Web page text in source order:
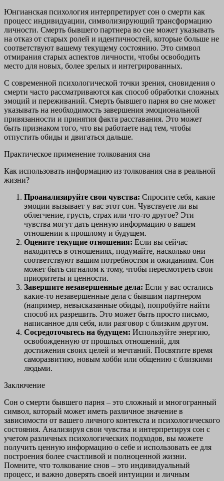
Юнгианская психология интерпретирует сон о смерти как
процесс индивидуации, символизирующий трансформацию
личности. Смерть бывшего партнера во сне может указывать
на отказ от старых ролей и идентичностей, которые больше не
соответствуют вашему текущему состоянию. Это символ
отмирания старых аспектов личности, чтобы освободить
место для новых, более зрелых и интегрированных.
С современной психологической точки зрения, сновидения о
смерти часто рассматриваются как способ обработки сложных
эмоций и переживаний. Смерть бывшего парня во сне может
указывать на необходимость завершения эмоциональной
привязанности и принятия факта расставания. Это может
быть признаком того, что вы работаете над тем, чтобы
отпустить обиды и двигаться дальше.
Практическое применение толкования сна
Как использовать информацию из толкования сна в реальной
жизни?
Проанализируйте свои чувства: Спросите себя, какие
эмоции вызывает у вас этот сон. Чувствуете ли вы
облегчение, грусть, страх или что-то другое? Эти
чувства могут дать ценную информацию о вашем
отношении к прошлому и будущем.
Оцените текущие отношения: Если вы сейчас
находитесь в отношениях, подумайте, насколько они
соответствуют вашим потребностям и ожиданиям. Сон
может быть сигналом к тому, чтобы пересмотреть свои
приоритеты и ценности.
Завершите незавершенные дела: Если у вас остались
какие-то незавершенные дела с бывшим партнером
(например, невысказанные обиды), попробуйте найти
способ их разрешить. Это может быть просто письмо,
написанное для себя, или разговор с близким другом.
Сосредоточьтесь на будущем: Используйте энергию,
освобожденную от прошлых отношений, для
достижения своих целей и мечтаний. Посвятите время
саморазвитию, новым хобби или общению с близкими
людьми.
Заключение
Сон о смерти бывшего парня – это сложный и многогранный
символ, который может иметь различное значение в
зависимости от вашего личного контекста и психологического
состояния. Анализируя свои чувства и интерпретируя сон с
учетом различных психологических подходов, вы можете
получить ценную информацию о себе и использовать ее для
построения более счастливой и полноценной жизни.
Помните, что толкование снов – это индивидуальный
процесс, и важно доверять своей интуиции и личным